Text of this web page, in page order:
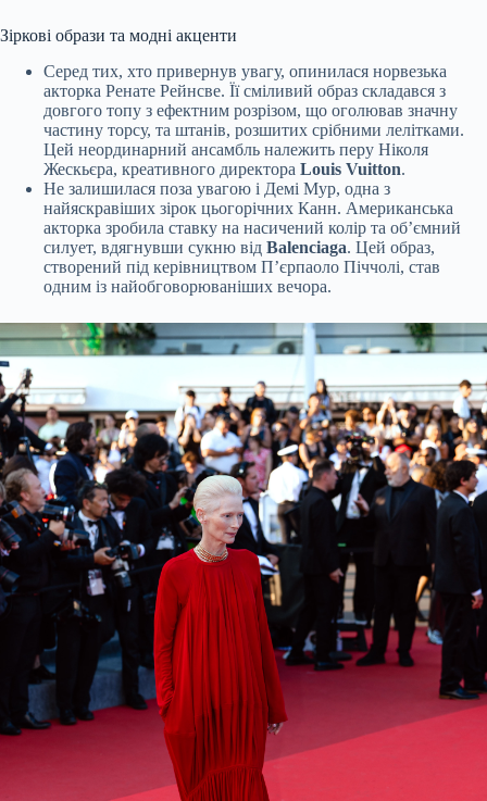
Зіркові образи та модні акценти
Серед тих, хто привернув увагу, опинилася норвезька
акторка Ренате Рейнсве. Її сміливий образ складався з
довгого топу з ефектним розрізом, що оголював значну
частину торсу, та штанів, розшитих срібними лелітками.
Цей неординарний ансамбль належить перу Ніколя
Жескьєра, креативного директора Louis Vuitton.
Не залишилася поза увагою і Демі Мур, одна з
найяскравіших зірок цьогорічних Канн. Американська
акторка зробила ставку на насичений колір та об’ємний
силует, вдягнувши сукню від Balenciaga. Цей образ,
створений під керівництвом П’єрпаоло Піччолі, став
одним із найобговорюваніших вечора.